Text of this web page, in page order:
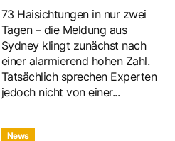
73 Haisichtungen in nur zwei
Tagen – die Meldung aus
Sydney klingt zunächst nach
einer alarmierend hohen Zahl.
Tatsächlich sprechen Experten
jedoch nicht von einer...
News